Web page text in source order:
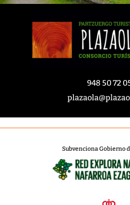
948 50 72
Subvenciona Gobierno